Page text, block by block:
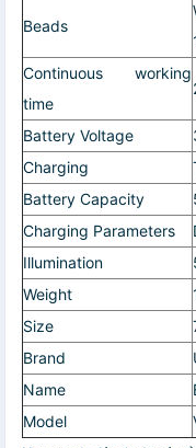
Beads
Continuous working
time
Battery Voltage
Charging
Battery Capacity
Charging Parameters
Illumination
Weight
Size
Brand
Name
Model